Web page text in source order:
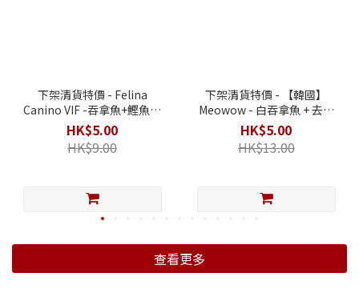
下架清貨特價 - Felina
Canino VIF -吞拿魚+鰹魚濃
湯 貓罐頭 75g (BBD：2027-
07-18)
HK$5.00
HK$9.00
下架清貨特價 - 【韓國】
Meowow - 白吞拿魚 + 去毛
球 貓湯罐 80g (綠) (BBD：
2026-08-10)
HK$5.00
HK$13.00
查看更多